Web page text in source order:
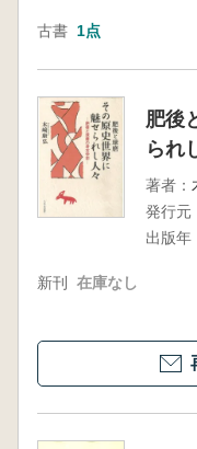
古書 1点
肥後
られ
著者：
発行元
出版年
新刊 在庫なし